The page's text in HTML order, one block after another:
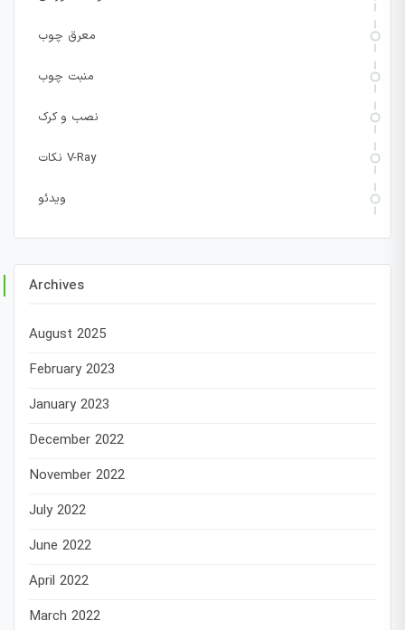
معرق چوب
منبت چوب
نصب و کرک
نکات V-Ray
ویدئو
Archives
August 2025
February 2023
January 2023
December 2022
November 2022
July 2022
June 2022
April 2022
March 2022